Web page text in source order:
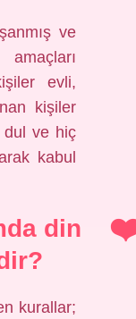
ve
evli,
kişiler
dul ve hiç
kabul
din
kurallar;